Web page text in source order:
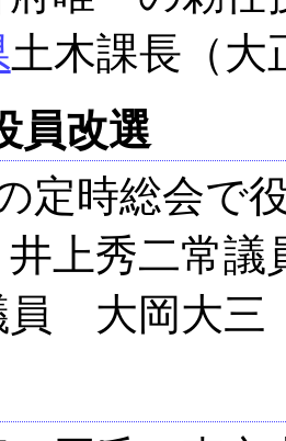
土木課長（大
員改選
定時総会
上秀二常
員 大岡大